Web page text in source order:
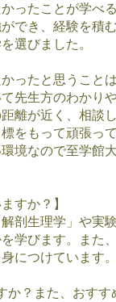
ったことが学べ
でき、経験を積
選びました。
かったと思うこと
先生方のわかり
離が近く、相談
をもって頑張っ
境なので至学館
すか？】
剖生理学」や実
学びます。また
につけています
か？また、おす